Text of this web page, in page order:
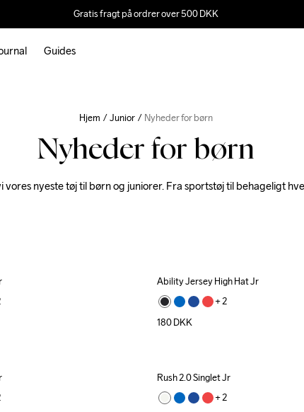
Gratis fragt på ordrer over 500 DKK
Guides
Hjem Junior Nyheder for børn
Nyheder for børn
vores nyeste tøj til børn og juniorer. Fra sportstøj til behageligt
Ability Jersey High Hat Jr
+ 2
180DKK
Rush 2.0 Singlet Jr
+ 2